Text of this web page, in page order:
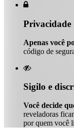

Privacidade
Apenas você
código de

Sigilo e
Você decide
reveladoras
por quem você